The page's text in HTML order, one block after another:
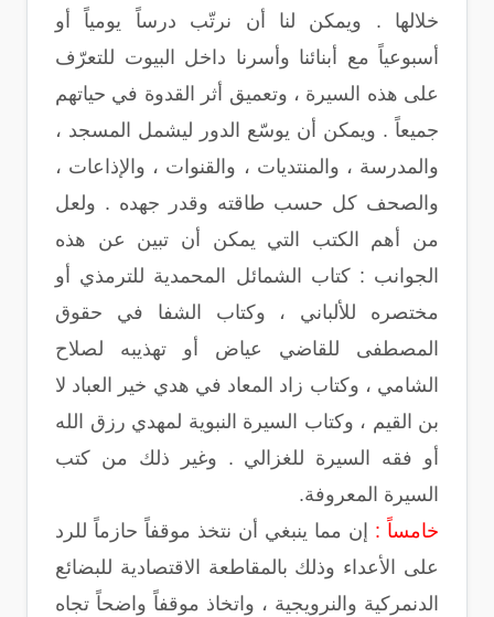
خلالها . ويمكن لنا أن نرتّب درساً يومياً أو
أسبوعياً مع أبنائنا وأسرنا داخل البيوت للتعرّف
على هذه السيرة ، وتعميق أثر القدوة في حياتهم
جميعاً . ويمكن أن يوسّع الدور ليشمل المسجد ،
والمدرسة ، والمنتديات ، والقنوات ، والإذاعات ،
والصحف كل حسب طاقته وقدر جهده . ولعل
من أهم الكتب التي يمكن أن تبين عن هذه
الجوانب : كتاب الشمائل المحمدية للترمذي أو
مختصره للألباني ، وكتاب الشفا في حقوق
المصطفى للقاضي عياض أو تهذيبه لصلاح
الشامي ، وكتاب زاد المعاد في هدي خير العباد لا
بن القيم ، وكتاب السيرة النبوية لمهدي رزق الله
أو فقه السيرة للغزالي . وغير ذلك من كتب
السيرة المعروفة.
خامساً :
إن مما ينبغي أن نتخذ موقفاً حازماً للرد
على الأعداء وذلك بالمقاطعة الاقتصادية للبضائع
الدنمركية والنرويجية ، واتخاذ موقفاً واضحاً تجاه